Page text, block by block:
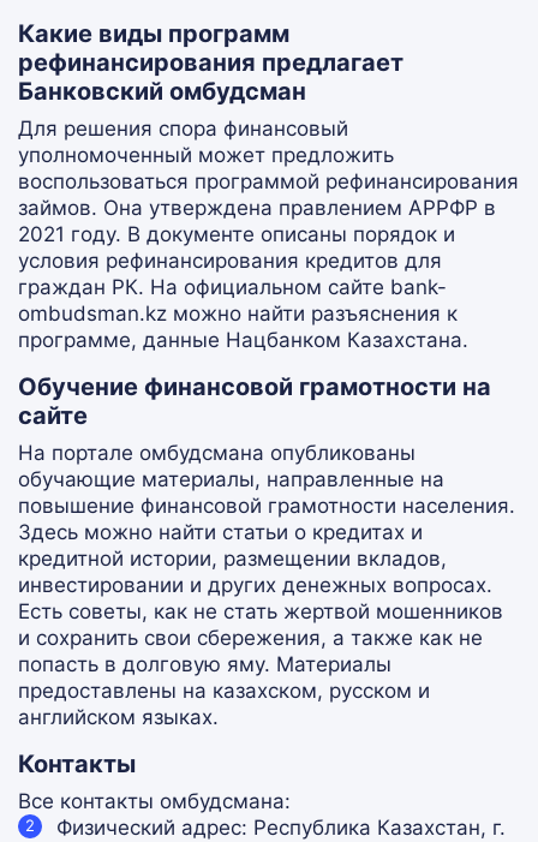
Какие виды программ
рефинансирования предлагает
Банковский омбудсман
Для решения спора финансовый
уполномоченный может предложить
воспользоваться программой рефинансирования
займов. Она утверждена правлением АРРФР в
2021 году. В документе описаны порядок и
условия рефинансирования кредитов для
граждан РК. На официальном сайте bank-
ombudsman.kz можно найти разъяснения к
программе, данные Нацбанком Казахстана.
Обучение финансовой грамотности на
сайте
На портале омбудсмана опубликованы
обучающие материалы, направленные на
повышение финансовой грамотности населения.
Здесь можно найти статьи о кредитах и
кредитной истории, размещении вкладов,
инвестировании и других денежных вопросах.
Есть советы, как не стать жертвой мошенников
и сохранить свои сбережения, а также как не
попасть в долговую яму. Материалы
предоставлены на казахском, русском и
английском языках.
Контакты
Все контакты омбудсмана:
Физический адрес: Республика Казахстан, г.